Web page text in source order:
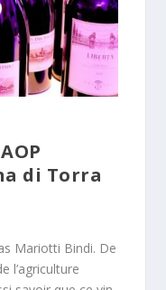
di Torra
Mariotti Bindi. De
l’agriculture